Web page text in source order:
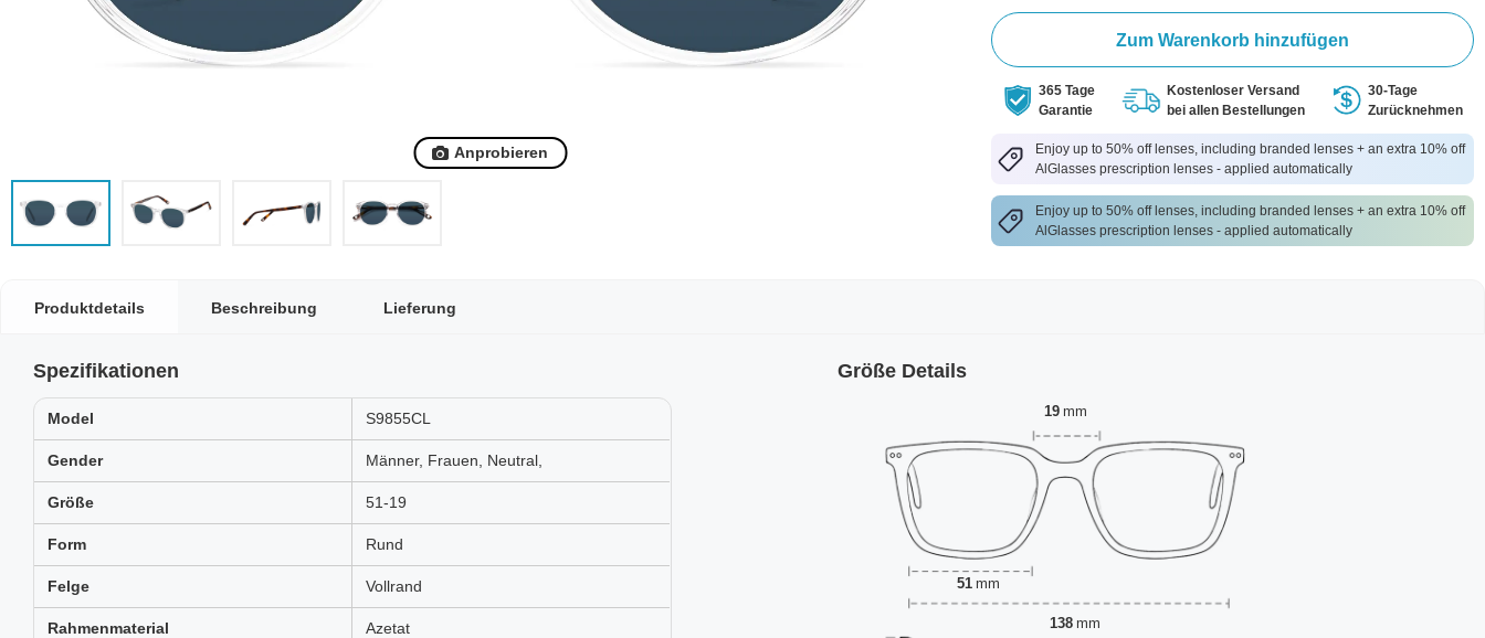
Anprobieren
Zum Warenkorb hinzufügen
365 Tage
Garantie
Kostenloser Versand
bei allen Bestellungen
30-Tage
Zurücknehmen
Enjoy up to 50% off lenses, including branded lenses + an extra 10% off
AlGlasses prescription lenses - applied automatically
Enjoy up to 50% off lenses, including branded lenses + an extra 10% off
AlGlasses prescription lenses - applied automatically
Produktdetails Beschreibung Lieferung
Spezifikationen
Model S9855CL
Gender Männer, Frauen, Neutral,
Größe 51-19
Form Rund
Felge Vollrand
Rahmenmaterial Azetat
Größe Details
19 mm
51 mm
138 mm